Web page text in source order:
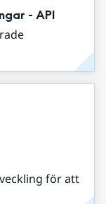
- API
för att